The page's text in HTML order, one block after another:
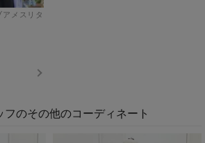
メスリタ
フのその他のコーディネート